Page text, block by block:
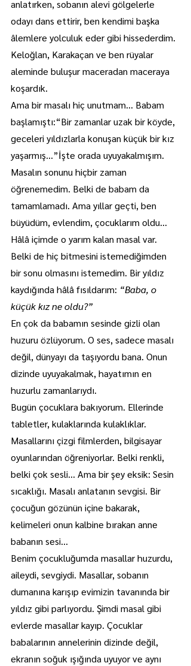
anlatırken, sobanın alevi gölgelerle
odayı dans ettirir, ben kendimi başka
âlemlere yolculuk eder gibi hissederdim.
Keloğlan, Karakaçan ve ben rüyalar
aleminde buluşur maceradan maceraya
koşardık.
Ama bir masalı hiç unutmam… Babam
başlamıştı:“Bir zamanlar uzak bir köyde,
geceleri yıldızlarla konuşan küçük bir kız
yaşarmış…”İşte orada uyuyakalmışım.
Masalın sonunu hiçbir zaman
öğrenemedim. Belki de babam da
tamamlamadı. Ama yıllar geçti, ben
büyüdüm, evlendim, çocuklarım oldu…
Hâlâ içimde o yarım kalan masal var.
Belki de hiç bitmesini istemediğimden
bir sonu olmasını istemedim. Bir yıldız
kaydığında hâlâ fısıldarım: “Baba, o
küçük kız ne oldu?”
En çok da babamın sesinde gizli olan
huzuru özlüyorum. O ses, sadece masalı
değil, dünyayı da taşıyordu bana. Onun
dizinde uyuyakalmak, hayatımın en
huzurlu zamanlarıydı.
Bugün çocuklara bakıyorum. Ellerinde
tabletler, kulaklarında kulaklıklar.
Masallarını çizgi filmlerden, bilgisayar
oyunlarından öğreniyorlar. Belki renkli,
belki çok sesli… Ama bir şey eksik: Sesin
sıcaklığı. Masalı anlatanın sevgisi. Bir
çocuğun gözünün içine bakarak,
kelimeleri onun kalbine bırakan anne
babanın sesi…
Benim çocukluğumda masallar huzurdu,
aileydi, sevgiydi. Masallar, sobanın
dumanına karışıp evimizin tavanında bir
yıldız gibi parlıyordu. Şimdi masal gibi
evlerde masallar kayıp. Çocuklar
babalarının annelerinin dizinde değil,
ekranın soğuk ışığında uyuyor ve aynı